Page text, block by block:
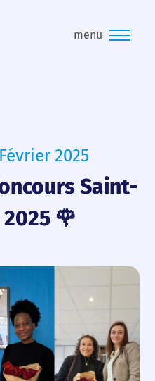
menu
2025
Saint-
🌹